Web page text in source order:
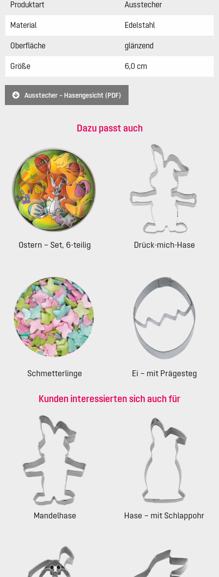
Produktart Ausstecher
Material Edelstahl
Oberfläche glänzend
Größe 6,0 cm
Ausstecher – Hasengesicht (PDF)
Dazu passt auch
Ostern – Set, 6-teilig Drück-mich-Hase
Schmetterlinge Ei – mit Prägesteg
Kunden interessierten sich auch für
Mandelhase Hase – mit Schlappohr